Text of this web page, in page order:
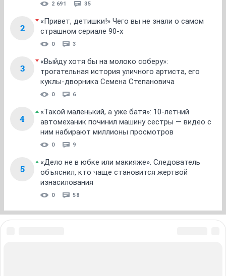
2 691 35
2
«Привет, детишки!» Чего вы не знали о самом
страшном сериале 90-х
0 3
3
«Выйду хотя бы на молоко соберу»:
трогательная история уличного артиста, его
куклы-дворника Семена Степановича
0 6
4
«Такой маленький, а уже батя»: 10-летний
автомеханик починил машину сестры — видео с
ним набирают миллионы просмотров
0 9
5
«Дело не в юбке или макияже». Следователь
объяснил, кто чаще становится жертвой
изнасилования
0 58